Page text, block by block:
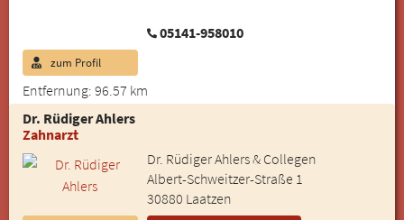
05141-958010
Entfernung: 96.57 km
zum Profil
Dr. Rüdiger Ahlers
Zahnarzt
Dr. Rüdiger Ahlers & Collegen
Albert-Schweitzer-Straße 1
30880 Laatzen